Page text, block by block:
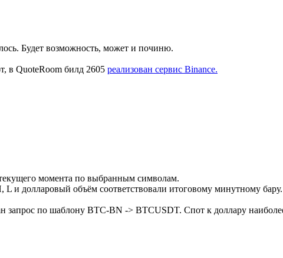
Будет возможность, может и починю.
в QuoteRoom билд 2605 реализован сервис Binance.
момента по выбранным символам.
и долларовый объём соответствовали итоговому минутному
по шаблону BTC-BN -> BTCUSDT. Спот к доллару